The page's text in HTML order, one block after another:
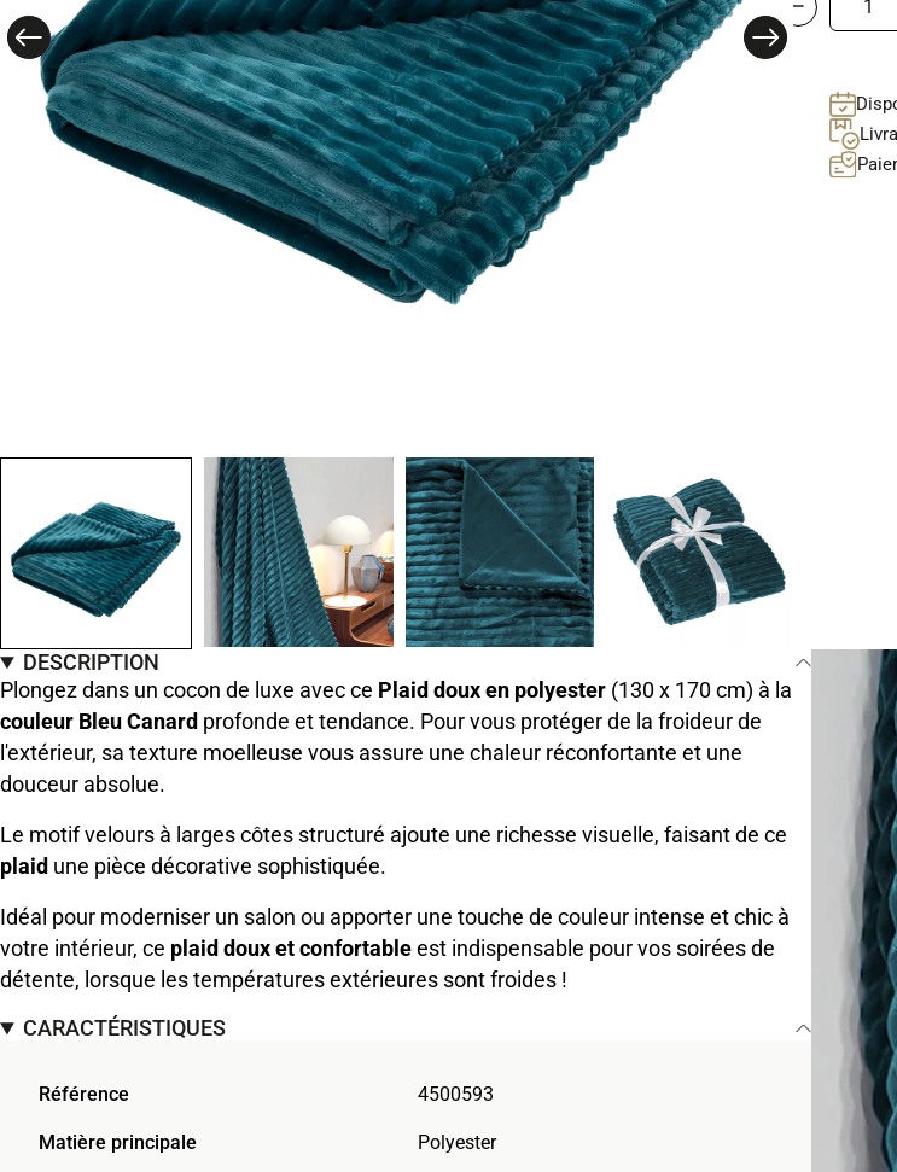
DESCRIPTION
Plongez dans un cocon de luxe avec ce Plaid doux en polyester (130 x 170 cm) à la
couleur Bleu Canard profonde et tendance. Pour vous protéger de la froideur de
l'extérieur, sa texture moelleuse vous assure une chaleur réconfortante et une
douceur absolue.
Le motif velours à larges côtes structuré ajoute une richesse visuelle, faisant de ce
plaid une pièce décorative sophistiquée.
Idéal pour moderniser un salon ou apporter une touche de couleur intense et chic à
votre intérieur, ce plaid doux et confortableest indispensable pour vos soirées de
détente, lorsque les températures extérieures sont froides !
CARACTÉRISTIQUES
Référence 4500593
Matière principale Polyester